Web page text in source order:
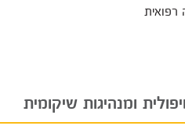
רפואית
ומנהיגות שיקומית